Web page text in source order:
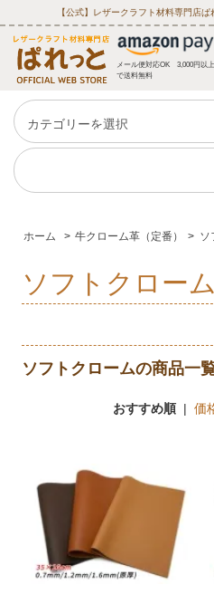
【公式】レザークラフト材料専門店
メール便対応OK 3,000円以上
で送料無料
ホーム > 牛クローム革（定番） > ソ
ソフトクロー
ソフトクロームの商品一
おすすめ順| 価